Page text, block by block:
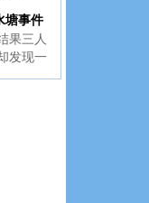
超想
它，原
流，而
眙的一
闷
塘事件
果三人
发现一